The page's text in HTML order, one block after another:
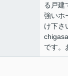
る戸建
強いホ
け下さ
です。